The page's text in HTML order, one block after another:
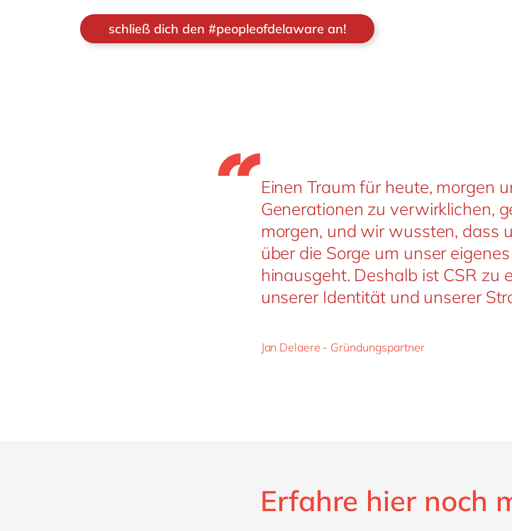
schließ dich den #peopleofdelaware an!
Einen Traum für heute, morgen
Generationen zu verwirklichen,
morgen, und wir wussten, dass
über die Sorge um unser
hinausgeht. Deshalb ist CSR zu
unserer Identität und unserer
Jan Delaere - Gründungspartner
Erfahre hier noch